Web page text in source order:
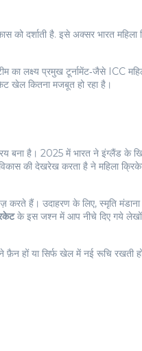
को दर्शाती है. इसे अक्सर भारत
का लक्ष्य प्रमुख टूर्नामेंट‑जैसे ICC
खेल कितना मजबूत हो रहा है।
बना है। 2025 में भारत ने इंग्लैंड के
की देखरेख करता है ने महिला
हैं। उदाहरण के लिए, स्मृति मंडाना
के इस जश्न में आप नीचे दिए गये लेखों
फ़ैन हों या सिर्फ खेल में नई रूचि